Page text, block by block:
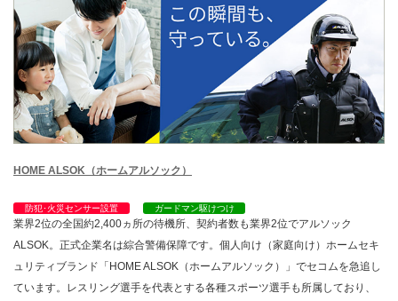
HOME ALSOK（ホームアルソック）
防犯･火災センサー設置 ガードマン駆けつけ
業界2位の全国約2,400ヵ所の待機所、契約者数も業界2位でアルソック
ALSOK。正式企業名は綜合警備保障です。個人向け（家庭向け）ホームセキ
ュリティブランド「HOME ALSOK（ホームアルソック）」でセコムを急追し
ています。レスリング選手を代表とする各種スポーツ選手も所属しており、